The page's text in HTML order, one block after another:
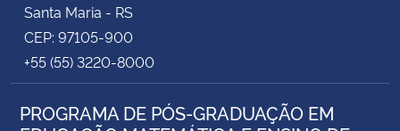
Santa Maria - RS
CEP: 97105-900
+55 (55) 3220-8000
PROGRAMA DE PÓS-GRADUAÇÃO EM